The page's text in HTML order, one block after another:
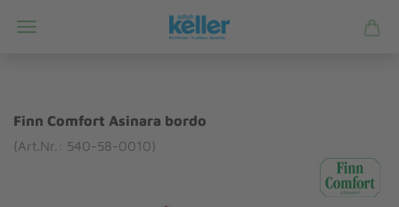
Finn Comfort Asinara bordo
(Art.Nr.: 540-58-0010)